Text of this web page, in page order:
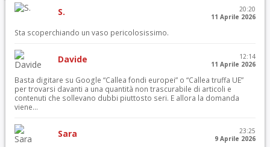
S.
20:20
11 Aprile 2026
Sta scoperchiando un vaso pericolosissimo.
Davide
12:14
11 Aprile 2026
Basta digitare su Google “Callea fondi europei” o “Callea truffa UE”
per trovarsi davanti a una quantità non trascurabile di articoli e
contenuti che sollevano dubbi piuttosto seri. E allora la domanda
viene...
Sara
23:25
9 Aprile 2026